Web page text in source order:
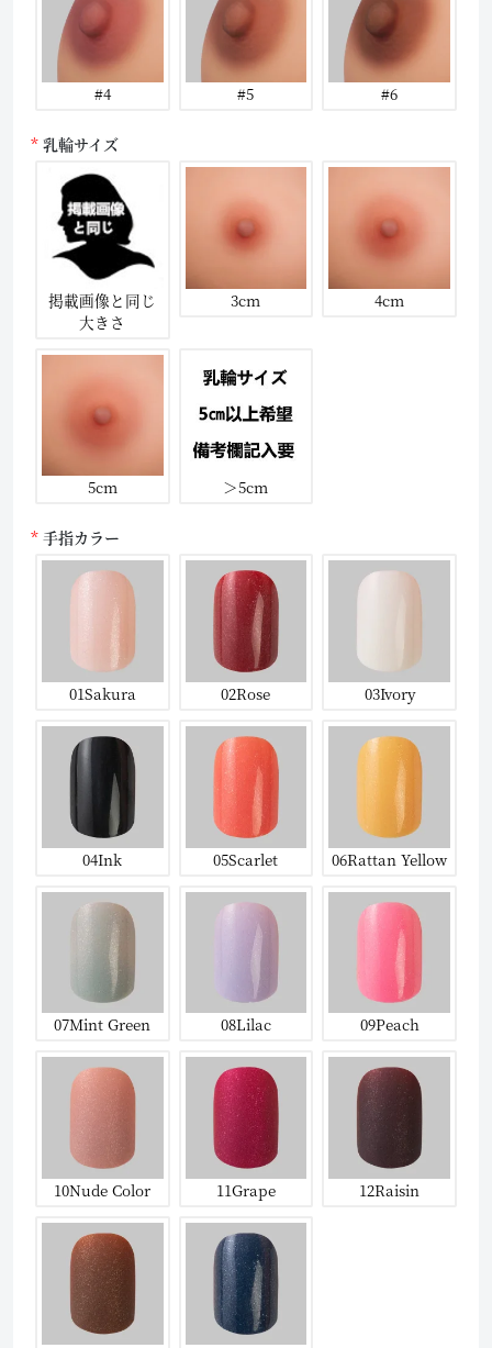
#4 #5 #6
乳輪サイズ
掲載画像と同じ
大きさ
3cm 4cm
5cm ＞5cm
手指カラー
01Sakura 02Rose 03Ivory
04Ink 05Scarlet 06Rattan Yellow
07Mint Green 08Lilac 09Peach
10Nude Color 11Grape 12Raisin